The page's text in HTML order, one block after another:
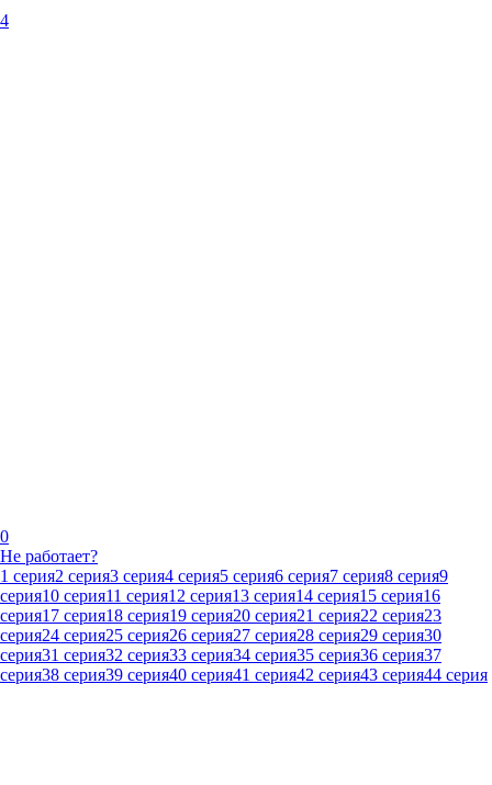
4
0
Не работает?
1 серия2 серия3 серия4 серия5 серия6 серия7 серия8 серия9
серия10 серия11 серия12 серия13 серия14 серия15 серия16
серия17 серия18 серия19 серия20 серия21 серия22 серия23
серия24 серия25 серия26 серия27 серия28 серия29 серия30
серия31 серия32 серия33 серия34 серия35 серия36 серия37
серия38 серия39 серия40 серия41 серия42 серия43 серия44 серия